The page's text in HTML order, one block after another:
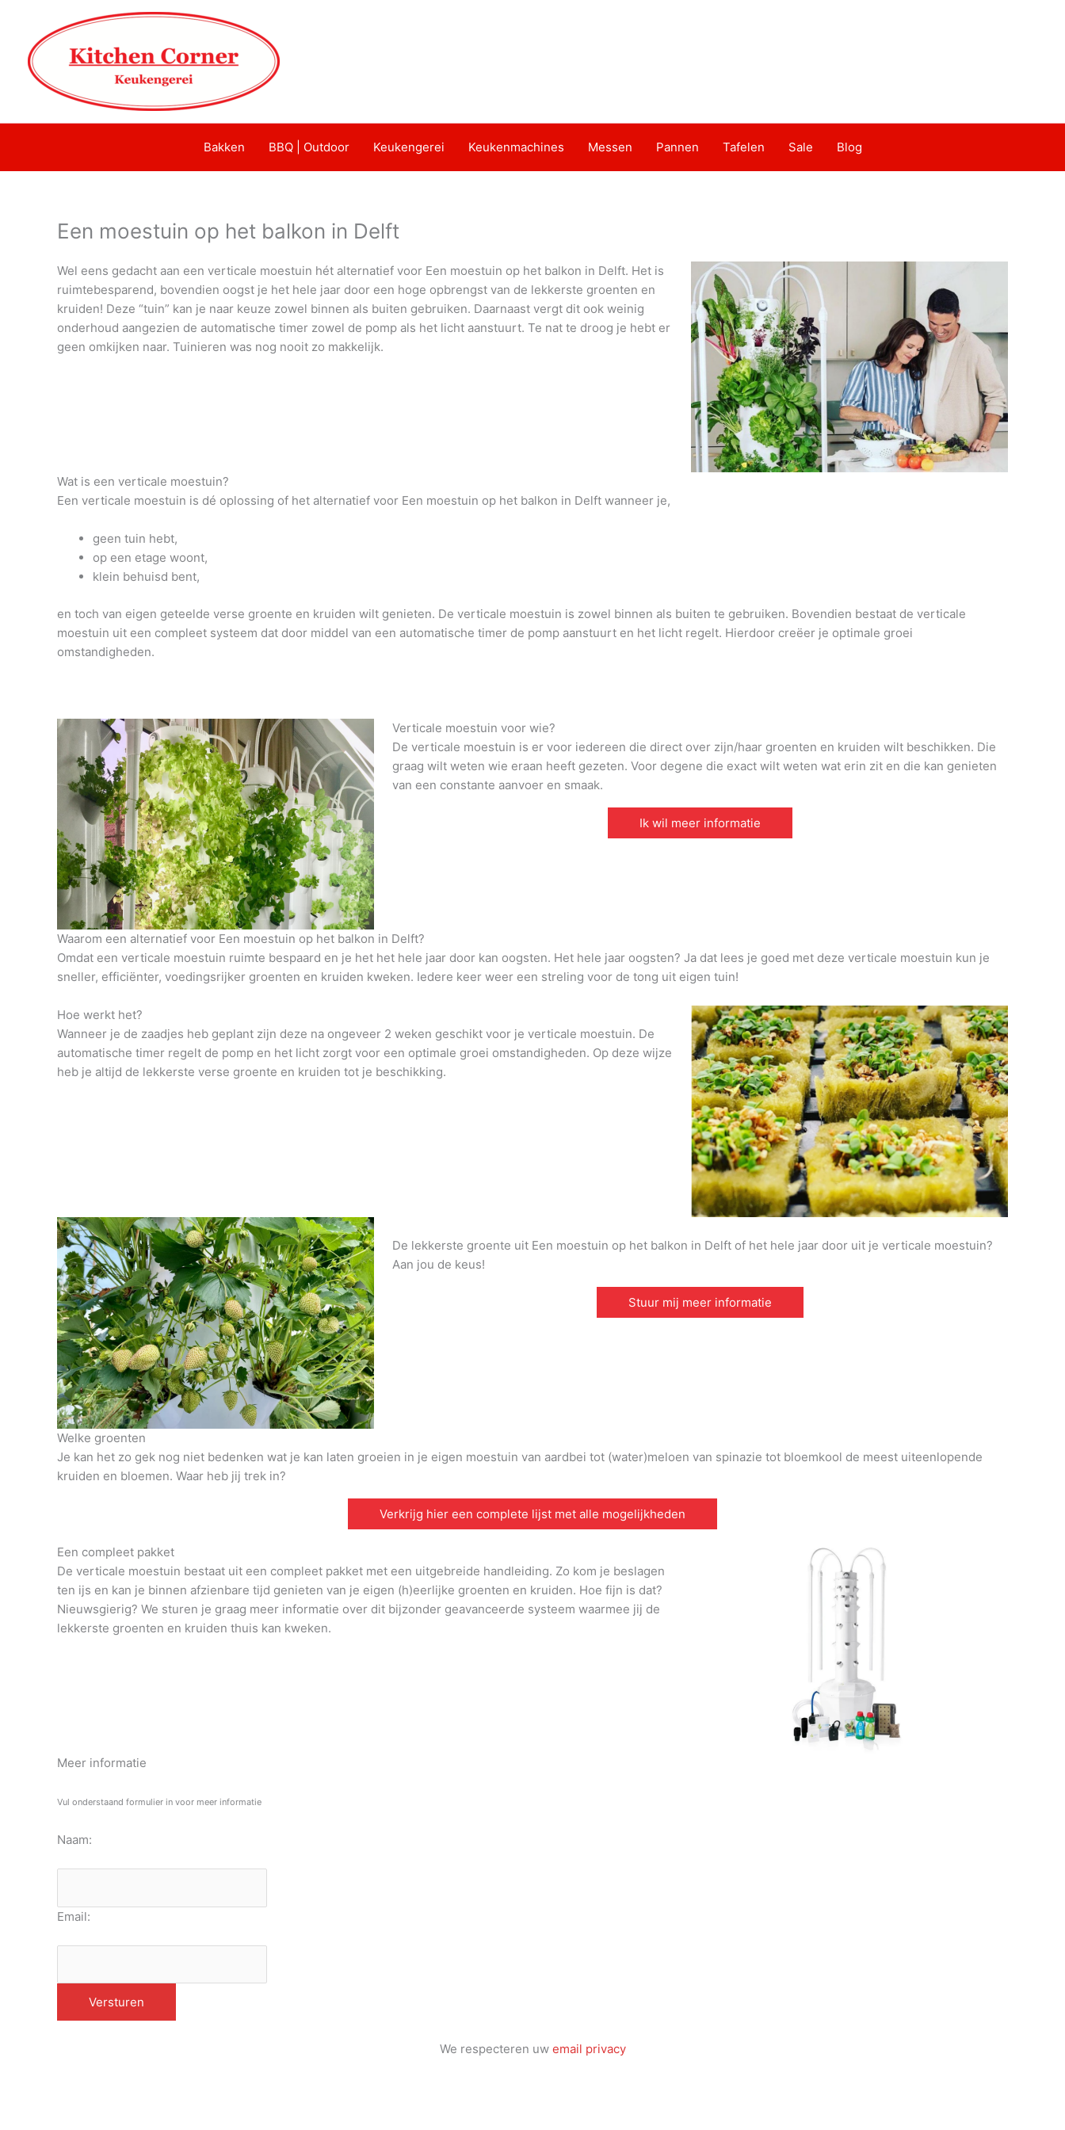
Bakken BBQ | Outdoor Keukengerei Keukenmachines Messen Pannen Tafelen Sale Blog
Een moestuin op het balkon in Delft
Wel eens gedacht aan een verticale moestuin hét alternatief voor Een moestuin op het balkon in Delft. Het is
ruimtebesparend, bovendien oogst je het hele jaar door een hoge opbrengst van de lekkerste groenten en
kruiden! Deze “tuin” kan je naar keuze zowel binnen als buiten gebruiken. Daarnaast vergt dit ook weinig
onderhoud aangezien de automatische timer zowel de pomp als het licht aanstuurt. Te nat te droog je hebt er
geen omkijken naar. Tuinieren was nog nooit zo makkelijk.
Wat is een verticale moestuin?
Een verticale moestuin is dé oplossing of het alternatief voor Een moestuin op het balkon in Delft wanneer je,
geen tuin hebt,
op een etage woont,
klein behuisd bent,
en toch van eigen geteelde verse groente en kruiden wilt genieten. De verticale moestuin is zowel binnen als buiten te gebruiken. Bovendien bestaat de verticale
moestuin uit een compleet systeem dat door middel van een automatische timer de pomp aanstuurt en het licht regelt. Hierdoor creëer je optimale groei
omstandigheden.
Verticale moestuin voor wie?
De verticale moestuin is er voor iedereen die direct over zijn/haar groenten en kruiden wilt beschikken. Die
graag wilt weten wie eraan heeft gezeten. Voor degene die exact wilt weten wat erin zit en die kan genieten
van een constante aanvoer en smaak.
Ik wil meer informatie
Waarom een alternatief voor Een moestuin op het balkon in Delft?
Omdat een verticale moestuin ruimte bespaard en je het het hele jaar door kan oogsten. Het hele jaar oogsten? Ja dat lees je goed met deze verticale moestuin kun je
sneller, efficiënter, voedingsrijker groenten en kruiden kweken. Iedere keer weer een streling voor de tong uit eigen tuin!
Hoe werkt het?
Wanneer je de zaadjes heb geplant zijn deze na ongeveer 2 weken geschikt voor je verticale moestuin. De
automatische timer regelt de pomp en het licht zorgt voor een optimale groei omstandigheden. Op deze wijze
heb je altijd de lekkerste verse groente en kruiden tot je beschikking.
De lekkerste groente uit Een moestuin op het balkon in Delft of het hele jaar door uit je verticale moestuin?
Aan jou de keus!
Stuur mij meer informatie
Welke groenten
Je kan het zo gek nog niet bedenken wat je kan laten groeien in je eigen moestuin van aardbei tot (water)meloen van spinazie tot bloemkool de meest uiteenlopende
kruiden en bloemen. Waar heb jij trek in?
Verkrijg hier een complete lijst met alle mogelijkheden
Een compleet pakket
De verticale moestuin bestaat uit een compleet pakket met een uitgebreide handleiding. Zo kom je beslagen
ten ijs en kan je binnen afzienbare tijd genieten van je eigen (h)eerlijke groenten en kruiden. Hoe fijn is dat?
Nieuwsgierig? We sturen je graag meer informatie over dit bijzonder geavanceerde systeem waarmee jij de
lekkerste groenten en kruiden thuis kan kweken.
Meer informatie
Vul onderstaand formulier in voor meer informatie
Naam:
Email:
We respecteren uw email privacy